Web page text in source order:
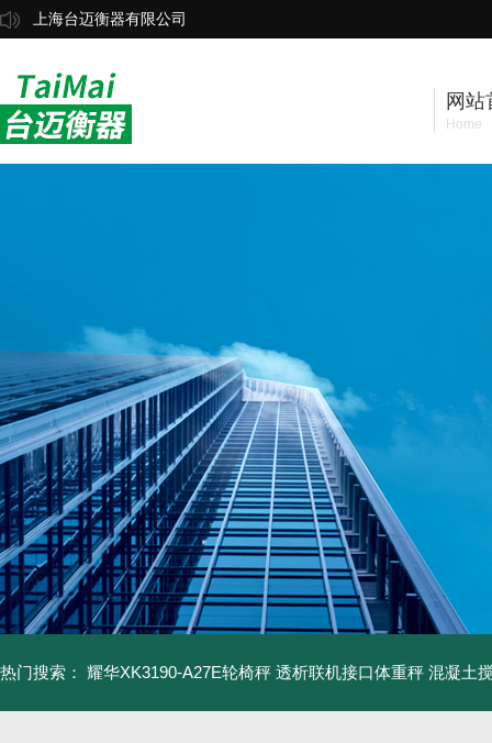
上海台迈衡器有限公司
网站
Home
热门搜索： 耀华XK3190-A27E轮椅秤 透析联机接口体重秤 混凝土